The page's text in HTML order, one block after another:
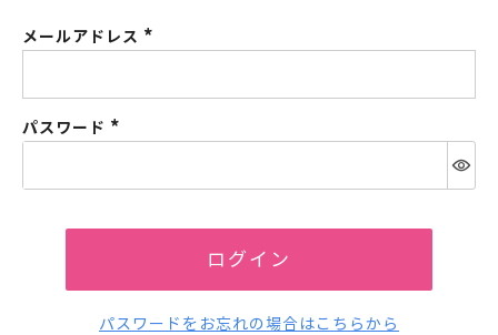
メールアドレス
パスワード
ログイン
パスワードをお忘れの場合はこちらから